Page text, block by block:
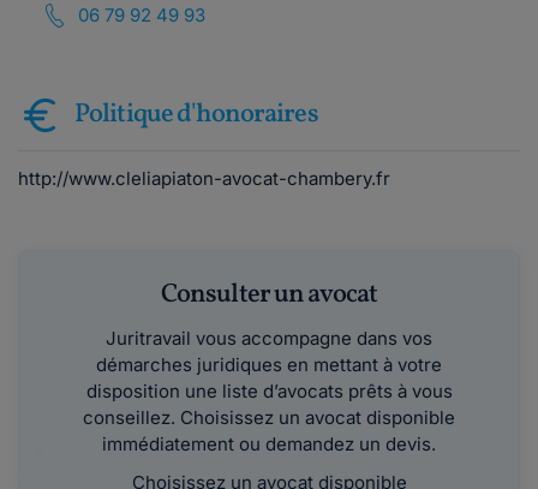
06 79 92 49 93
Politique d'honoraires
http://www.cleliapiaton-avocat-chambery.fr
Consulter un avocat
Juritravail vous accompagne dans vos
démarches juridiques en mettant à votre
disposition une liste d’avocats prêts à vous
conseillez. Choisissez un avocat disponible
immédiatement ou demandez un devis.
Choisissez un avocat disponible